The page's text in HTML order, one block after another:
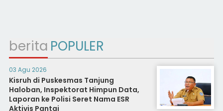
berita POPULER
03 Agu 2026
Kisruh di Puskesmas Tanjung
Haloban, Inspektorat Himpun Data,
Laporan ke Polisi Seret Nama ESR
Aktivis Pantai